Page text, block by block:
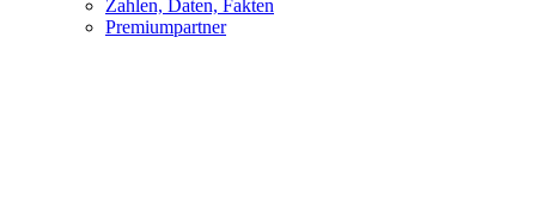
Zahlen, Daten, Fakten
Premiumpartner